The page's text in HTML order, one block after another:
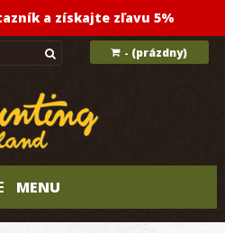
a získajte zľavu 5%
- (prázdny)
MENU